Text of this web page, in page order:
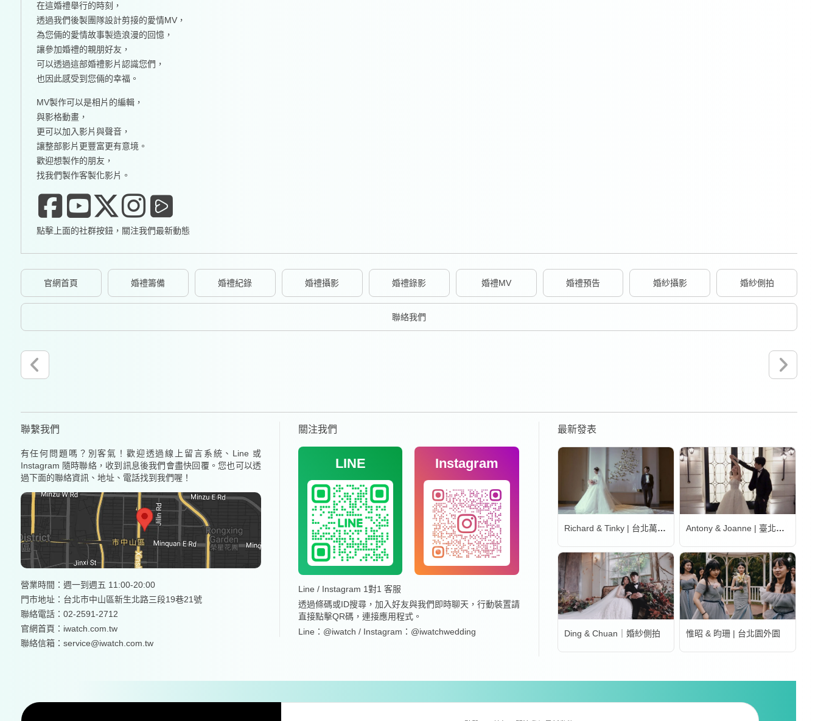
在這婚禮舉行的時刻，
透過我們後製團隊設計剪接的愛情MV，
為您倆的愛情故事製造浪漫的回憶，
讓參加婚禮的親朋好友，
可以透過這部婚禮影片認識您們，
也因此感受到您倆的幸福。
MV製作可以是相片的編輯，
與影格動畫，
更可以加入影片與聲音，
讓整部影片更豐富更有意境。
歡迎想製作的朋友，
找我們製作客製化影片。
點擊上面的社群按鈕，關注我們最新動態
官網首頁 婚禮籌備 婚禮紀錄 婚禮攝影 婚禮錄影 婚禮MV 婚禮預告 婚紗攝影 婚紗側拍
聯絡我們
聯繫我們
有任何問題嗎？別客氣！歡迎透過線上留言系統、Line 或
Instagram 隨時聯絡，收到訊息後我們會盡快回覆。您也可以透
過下面的聯絡資訊、地址、電話找到我們喔！
營業時間：週一到週五 11:00-20:00
門市地址：台北市中山區新生北路三段19巷21號
聯絡電話：02-2591-2712
官網首頁： iwatch.com.tw
聯絡信箱：service@iwatch.com.tw
關注我們
LINE Instagram
Line / Instagram 1對1 客服
透過條碼或ID搜尋，加入好友與我們即時聊天，行動裝置請
直接點擊QR碼，連接應用程式。
Line：@iwatch / Instagram：@iwatchwedding
最新發表
Richard & Tinky | 台北萬豪酒店 Antony & Joanne | 臺北文華東方酒店
Ding & Chuan｜婚紗側拍 惟昭 & 昀珊 | 台北園外園